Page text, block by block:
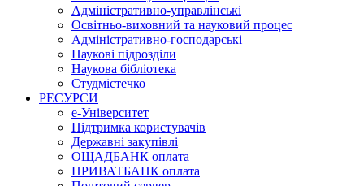
Адміністративно-управлінські
Освітньо-виховний та науковий процес
Адміністративно-господарські
Наукові підрозділи
Наукова бібліотека
Студмістечко
РЕСУРСИ
е-Університет
Підтримка користувачів
Державні закупівлі
ОЩАДБАНК оплата
ПРИВАТБАНК оплата